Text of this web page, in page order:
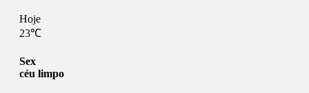
Hoje
23℃
Sex
céu limpo